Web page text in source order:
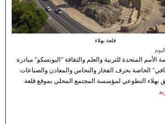
قلعة بهلاء
المتحدة للتربية والعلم والثقافة "اليونسكو" مبادرة
الخاصة بحرف الفخار والنحاس والمعادن والصناعات
بهلاء التطوعي لمؤسسة المجتمع المحلي بموقع قلعة